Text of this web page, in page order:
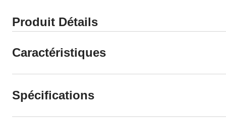
Produit Détails
Caractéristiques
Spécifications